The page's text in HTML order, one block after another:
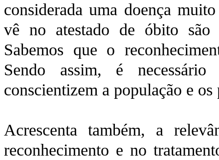
considerada uma doença
vê no atestado de óbito são
Sabemos que o
Sendo assim, é
conscientizem a população e
Acrescenta também, a
reconhecimento e no